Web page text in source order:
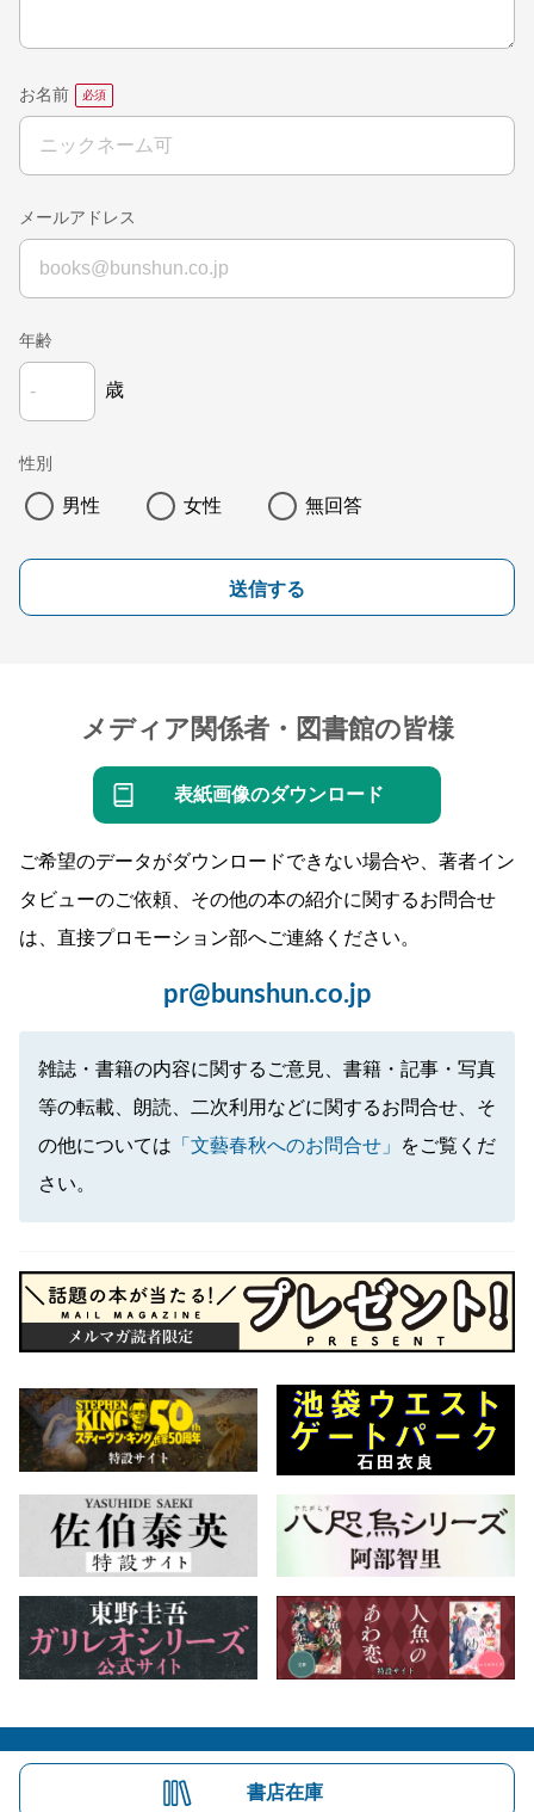
お名前
メールアドレス
年齢
歳
性別
男性 女性 無回答
送信する
メディア関係者・図書館の皆様
表紙画像のダウンロード
ご希望のデータがダウンロードできない場合や、著者イン
タビューのご依頼、その他の本の紹介に関するお問合せ
は、直接プロモーション部へご連絡ください。
pr@bunshun.co.jp
雑誌・書籍の内容に関するご意見、書籍・記事・写真
等の転載、朗読、二次利用などに関するお問合せ、そ
の他については 「文藝春秋へのお問合せ」
をご覧くだ
さい。
書店在庫
会社概要 自費出版のご案内 お問合せ
株式会社文藝春秋 文春オンライン Number Web